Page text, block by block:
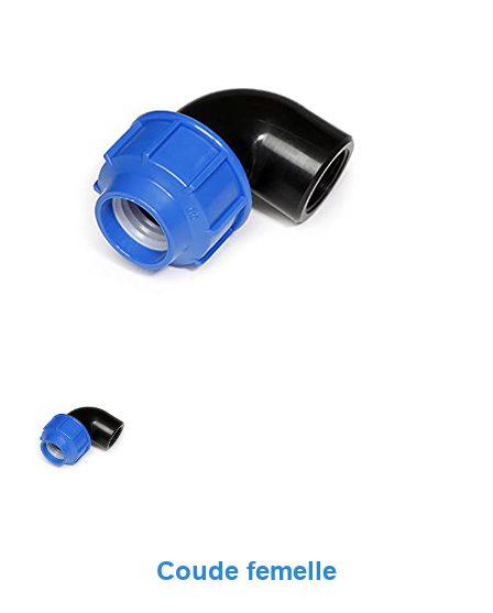
Coude femelle